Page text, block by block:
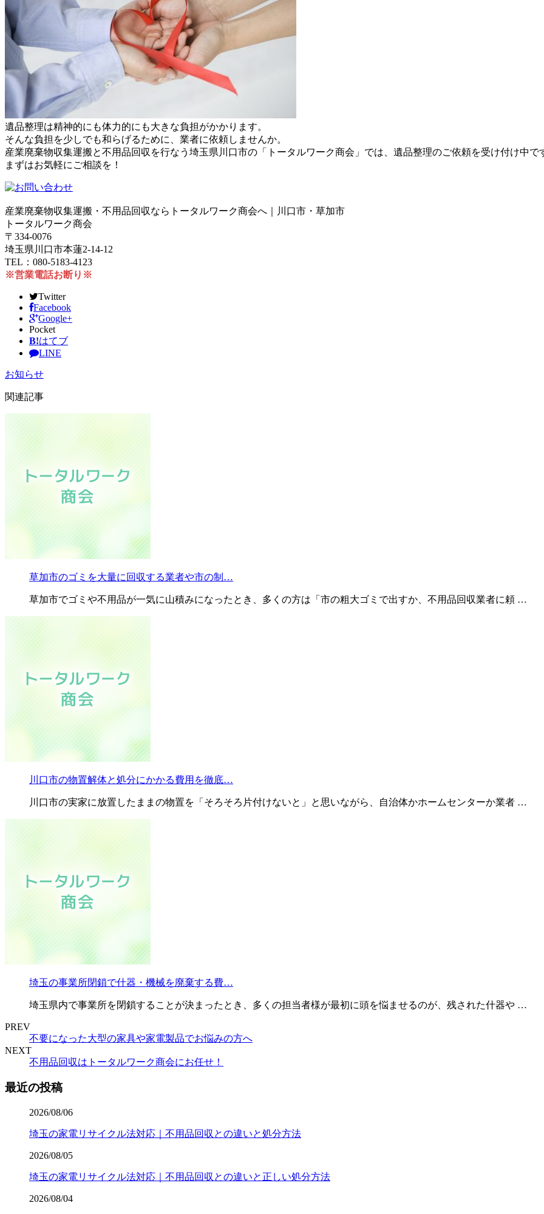
遺品整理は精神的にも体力的にも大きな負担がかかります。
そんな負担を少しでも和らげるために、業者に依頼しませんか。
産業廃棄物収集運搬と不用品回収を行なう埼玉県川口市の「トータルワーク商会」では、遺品整理のご依頼を受け付け中で
まずはお気軽にご相談を！
産業廃棄物収集運搬・不用品回収ならトータルワーク商会へ｜川口市・草加市
トータルワーク商会
〒334-0076
埼玉県川口市本蓮2-14-12
TEL：080-5183-4123
※営業電話お断り※
Twitter
Facebook
Google+
Pocket
B!はてブ
LINE
お知らせ
関連記事
草加市のゴミを大量に回収する業者や市の制…
草加市でゴミや不用品が一気に山積みになったとき、多くの方は「市の粗大ゴミで出すか、不用品回収業者に頼 …
川口市の物置解体と処分にかかる費用を徹底…
川口市の実家に放置したままの物置を「そろそろ片付けないと」と思いながら、自治体かホームセンターか業者 …
埼玉の事業所閉鎖で什器・機械を廃棄する費…
埼玉県内で事業所を閉鎖することが決まったとき、多くの担当者様が最初に頭を悩ませるのが、残された什器や …
PREV
不要になった大型の家具や家電製品でお悩みの方へ
NEXT
不用品回収はトータルワーク商会にお任せ！
最近の投稿
2026/08/06
埼玉の家電リサイクル法対応｜不用品回収との違いと処分方法
2026/08/05
埼玉の家電リサイクル法対応｜不用品回収との違いと正しい処分方法
2026/08/04